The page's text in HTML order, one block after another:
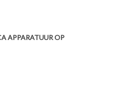
APPARATUUR OP